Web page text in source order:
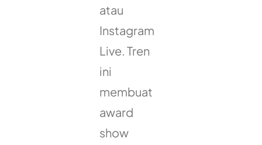
atau
Instagram
Live. Tren
ini
membuat
award
show